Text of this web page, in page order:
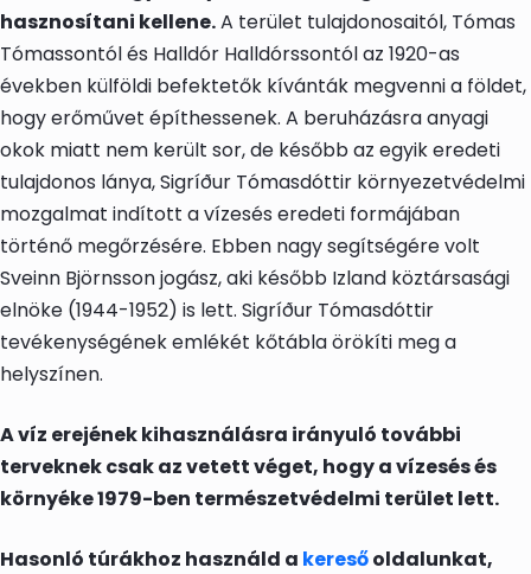
hasznosítani kellene.A terület tulajdonosaitól, Tómas
Tómassontól és Halldór Halldórssontól az 1920-as
években külföldi befektetők kívánták megvenni a földet,
hogy erőművet építhessenek. A beruházásra anyagi
okok miatt nem került sor, de később az egyik eredeti
tulajdonos lánya, Sigríður Tómasdóttir környezetvédelmi
mozgalmat indított a vízesés eredeti formájában
történő megőrzésére. Ebben nagy segítségére volt
Sveinn Björnsson jogász, aki később Izland köztársasági
elnöke (1944-1952) is lett. Sigríður Tómasdóttir
tevékenységének emlékét kőtábla örökíti meg a
helyszínen.
A víz erejének kihasználásra irányuló további
terveknek csak az vetett véget, hogy a vízesés és
környéke 1979-ben természetvédelmi terület lett.
Hasonló túrákhoz használd a keresőoldalunkat,